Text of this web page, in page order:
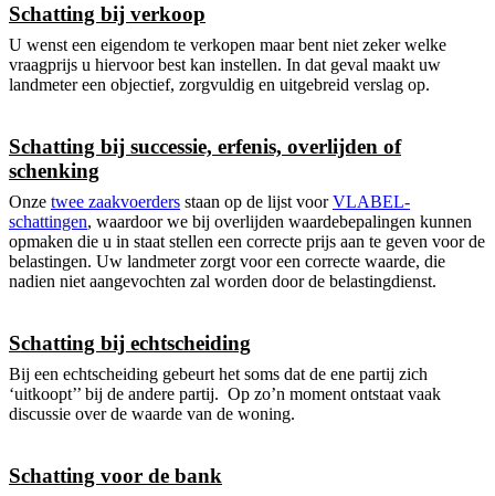
Schatting bij verkoop
U wenst een eigendom te verkopen maar bent niet zeker welke
vraagprijs u hiervoor best kan instellen. In dat geval maakt uw
landmeter een objectief, zorgvuldig en uitgebreid verslag op.
Schatting bij successie, erfenis, overlijden of
schenking
Onze twee zaakvoerders staan op de lijst voorVLABEL-
schattingen, waardoor we bij overlijden waardebepalingen kunnen
opmaken die u in staat stellen een correcte prijs aan te geven voor de
belastingen. Uw landmeter zorgt voor een correcte waarde, die
nadien niet aangevochten zal worden door de belastingdienst.
Schatting bij echtscheiding
Bij een echtscheiding gebeurt het soms dat de ene partij zich
‘uitkoopt’’ bij de andere partij. Op zo’n moment ontstaat vaak
discussie over de waarde van de woning.
Schatting voor de bank